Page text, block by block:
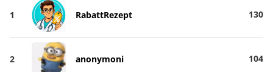
1 RabattRezept 130
2 anonymoni 104